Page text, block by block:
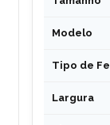
Modelo
Tipo de
Largura